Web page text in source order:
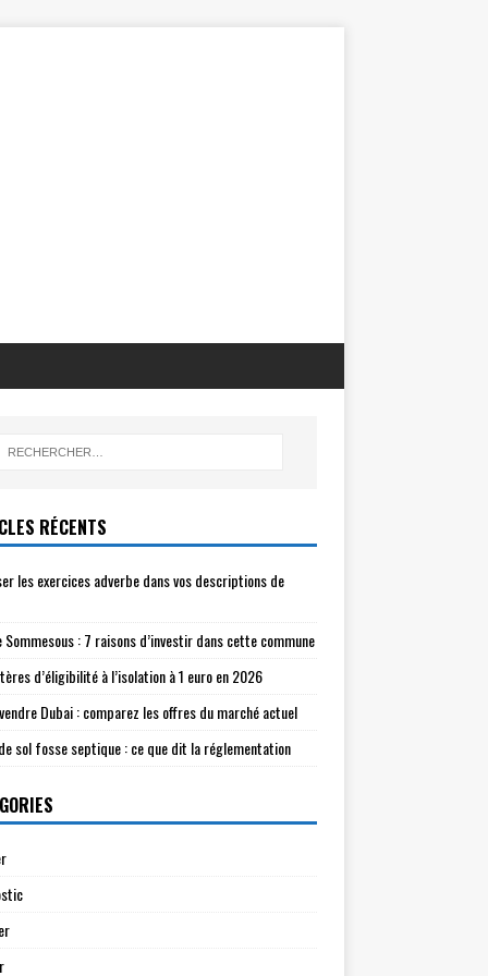
RÉCENTS
les exercices adverbe dans vos descriptions de
Sommesous : 7 raisons d’investir dans cette commune
d’éligibilité à l’isolation à 1 euro en 2026
Dubai : comparez les offres du marché actuel
sol fosse septique : ce que dit la réglementation